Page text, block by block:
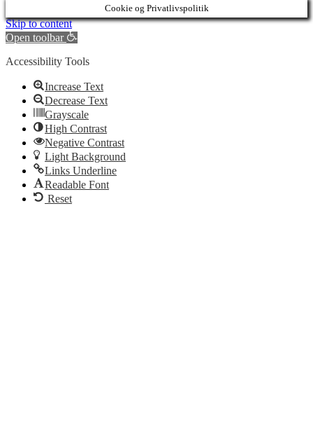
Cookie og Privatlivspolitik
Skip to content
Open toolbar
Accessibility Tools
Increase Text
Decrease Text
Grayscale
High Contrast
Negative Contrast
Light Background
Links Underline
Readable Font
Reset